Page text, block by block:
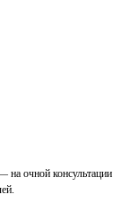
очной консультации